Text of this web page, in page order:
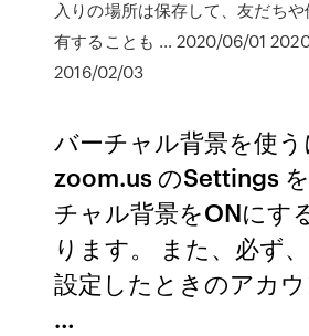
入りの場所は保存して、友だち
有することも … 2020/06/01
2016/02/03
バーチャル背景を使う
zoom.us のSettings
チャル背景をONにす
ります。 また、必ず
設定したときのアカ
…